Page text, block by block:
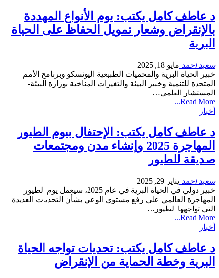
د عاطف كامل يكتب: يوم الأنواع المهددة
بالإنقراض وشعار تمويل الحفاظ على الحياة
البرية
سعيد احمد مايو 18, 2025
خبير الحياة البرية والمحميات الطبيعية اليونسكو وبرنامج الأمم
المتحدة للتنمية وخبير البيئة والتغيرات المناخية بوزارة البيئة-
المستشار العلمى…
Read More...
أخبار
د عاطف كامل يكتب: الإحتفال بيوم الطيور
المهاجرة 2025 وإنشاء مدن ومجتمعات
صديقة للطيور
سعيد احمد يناير 29, 2025
خبير دولي في الحياة البرية في عام 2025، سيعمل يوم الطيور
المهاجرة العالمي على رفع مستوى الوعي بشأن التحديات العديدة
التي تواجهها الطيور…
Read More...
أخبار
د عاطف كامل يكتب: تحديات تواجه الحياة
البرية وخطة الحماية من الإنقراض